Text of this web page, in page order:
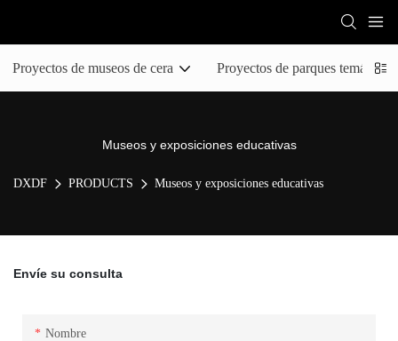
Proyectos de museos de cera Proyectos de parques temáticos
Museos y exposiciones educativas
DXDF PRODUCTS Museos y exposiciones educativas
Envíe su consulta
Nombre